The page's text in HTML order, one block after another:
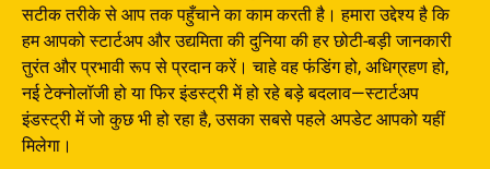
सटीक तरीके से आप तक पहुँचाने का काम करती है। हमारा उद्देश्य है कि
हम आपको स्टार्टअप और उद्यमिता की दुनिया की हर छोटी-बड़ी जानकारी
तुरंत और प्रभावी रूप से प्रदान करें। चाहे वह फंडिंग हो, अधिग्रहण हो,
नई टेक्नोलॉजी हो या फिर इंडस्ट्री में हो रहे बड़े बदलाव—स्टार्टअप
इंडस्ट्री में जो कुछ भी हो रहा है, उसका सबसे पहले अपडेट आपको यहीं
मिलेगा।